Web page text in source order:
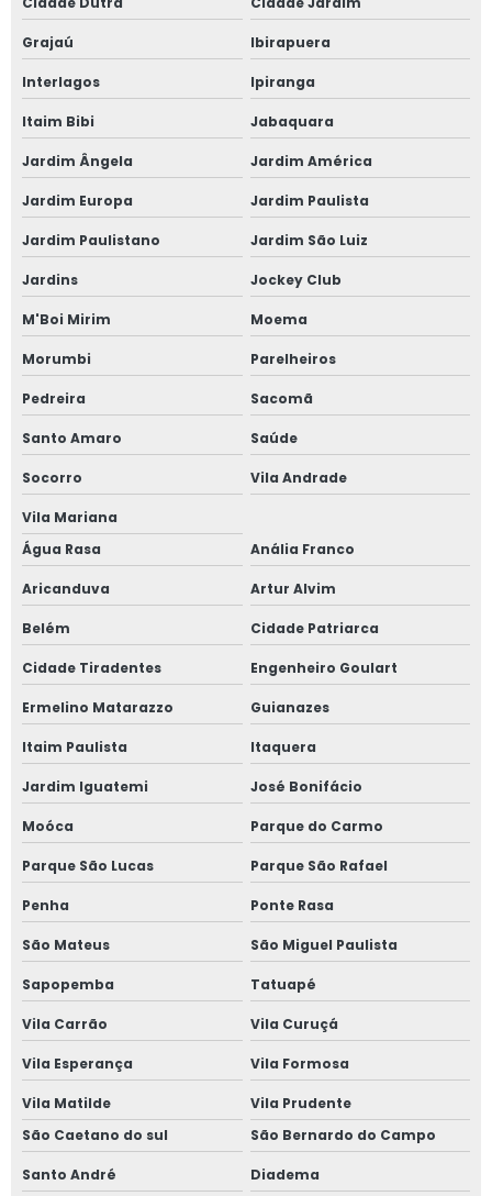
Janela de giro
Janela maxim ar 80x80
Janela oscilo batente preço
Janela com persiana entre vidros
Janela sobrepor acústica
Janela sobreposta
Janela sobreposta acústica
Janela sobreposta de alto padrão
Janela sobreposta de correr
Janela sobreposta de correr em são paulo
Janela sobreposta de giro
Janela sobreposta de giro em são paulo
Janela sobreposta de giro em sp
Janela sobreposta preço
Janela vedação acústica
Janela vidro duplo
Janela vidro duplo isolamento acústico
Janela vidro duplo isolamento térmico
Janela vidro duplo com persiana
Janela de vidro duplo com persiana interna
Janela de vidro duplo com persiana interna preço
Janela vidro insulado
Janela vidro multilaminado
Janela vidro multilaminado em são paulo
Grajaú Ibirapuera
Interlagos Ipiranga
Itaim Bibi Jabaquara
Jardim Ângela Jardim América
Jardim Europa Jardim Paulista
Jardim Paulistano Jardim São Luiz
Jardins Jockey Club
M'Boi Mirim Moema
Morumbi Parelheiros
Pedreira Sacomã
Santo Amaro Saúde
Socorro Vila Andrade
Vila Mariana
Água Rasa
Anália Franco
Aricanduva Artur Alvim
Belém Cidade Patriarca
Cidade Tiradentes Engenheiro Goulart
Ermelino Matarazzo Guianazes
Itaim Paulista Itaquera
Jardim Iguatemi José Bonifácio
Moóca Parque do Carmo
Parque São Lucas Parque São Rafael
Penha Ponte Rasa
São Mateus São Miguel Paulista
Sapopemba Tatuapé
Vila Carrão Vila Curuçá
Vila Esperança Vila Formosa
Vila Matilde
Vila Prudente
São Caetano do sul
São Bernardo do Campo
Santo André Diadema